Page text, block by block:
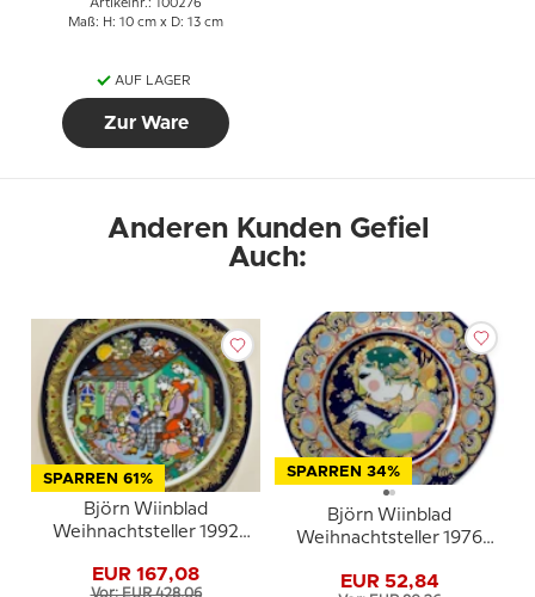
Artikelnr.: 100276
Maß: H: 10 cm x D: 13 cm
AUF LAGER
Zur Ware
Anderen Kunden Gefiel
Auch:
SPARREN 61%
Björn Wiinblad
Weihnachtsteller 1992
EUR 167,08
Vor: EUR 428,06
SPARREN 34%
Björn Wiinblad
Weihnachtsteller 1976
EUR 52,84